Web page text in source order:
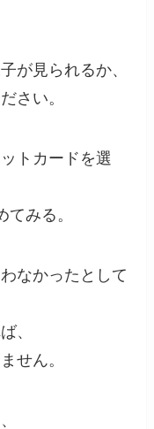
が見られるか、
さい。
トカードを選
みる。
なかったとして
、
せん。